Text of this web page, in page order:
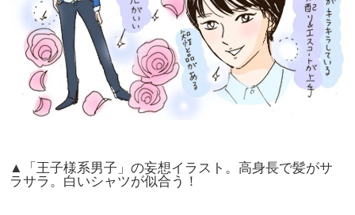
▲「王子様系男子」の妄想イラスト。高身長で髪がサ
ラサラ。白いシャツが似合う！